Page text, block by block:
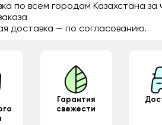
по всем городам Казахстана за
доставка — по согласованию.
Гарантия
свежести